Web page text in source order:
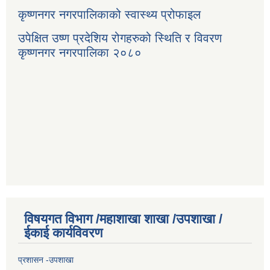
कृष्णनगर नगरपालिकाको स्वास्थ्य प्रोफाइल
उपेक्षित उष्ण प्रदेशिय रोगहरुको स्थिति र विवरण
कृष्णनगर नगरपालिका २०८०
विषयगत विभाग /महाशाखा शाखा /उपशाखा /
ईकाई कार्यविवरण
प्रशासन -उपशाखा